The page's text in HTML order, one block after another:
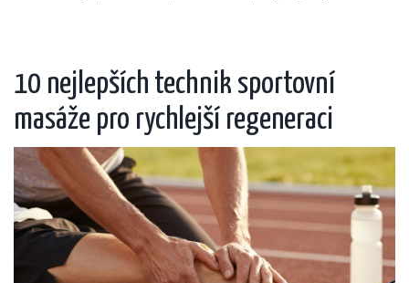
10 nejlepších technik sportovní
masáže pro rychlejší regeneraci